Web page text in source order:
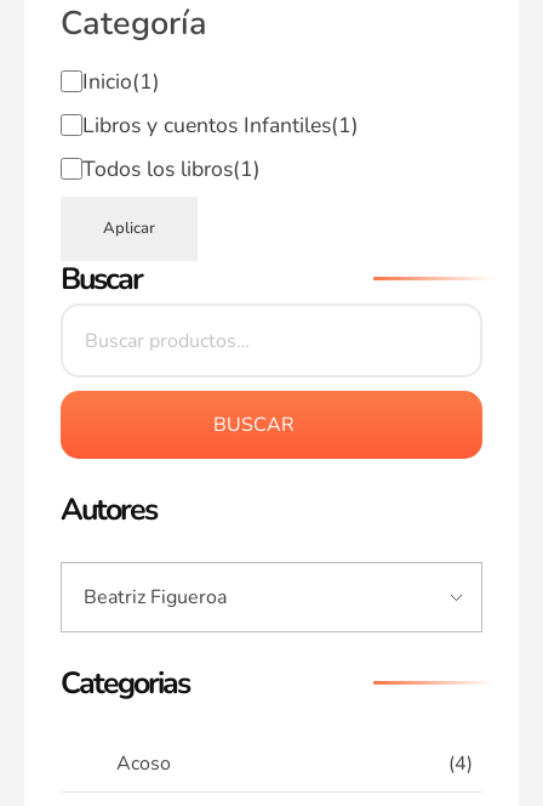
Categoría
Inicio(1)
Libros y cuentos Infantiles(1)
Todos los libros(1)
Aplicar
Buscar
BUSCAR
Autores
Categorias
Acoso (4)